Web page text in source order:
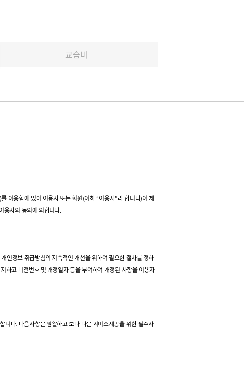
교습비
이용함에 있어 이용자 또는 회원(이하 “이용자”라 합니다)이 제
용자의 동의에 의합니다.
인정보 취급방침의 지속적인 개선을 위하여 필요한 절차를 정하
하고 버전번호 및 개정일자 등을 부여하여 개정된 사항을 이용자
다. 다음사항은 원활하고 보다 나은 서비스제공을 위한 필수사